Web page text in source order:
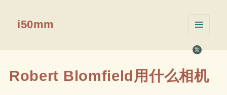
繁
i50mm
挂件
Robert Blomfield用什么相机